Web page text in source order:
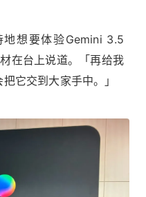
地想要体验Gemini 3.5
在台上说道。「再给我
它交到大家手中。」